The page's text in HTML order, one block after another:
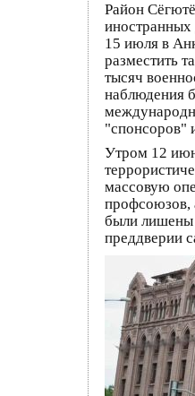
Район
иностранных
15 июля в
разместить
тысяч
наблюдения
"спонсоров"
Утром 12
массовую
профсоюзов,
были лишены
преддверии